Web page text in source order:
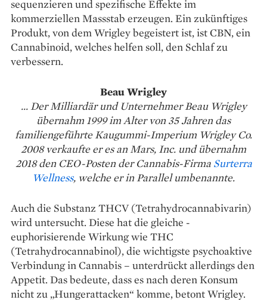
sequenzieren und spezifische Effekte im
kommerziellen Massstab erzeugen. Ein zukünftiges
Produkt, von dem Wrigley begeistert ist, ist CBN, ein
Cannabinoid, welches helfen soll, den Schlaf zu
verbessern.
Beau Wrigley
... Der Milliardär und Unternehmer Beau Wrigley
übernahm 1999 im Alter von 35 Jahren das
familiengeführte Kaugummi-Imperium Wrigley Co.
2008 verkaufte er es an Mars, Inc. und übernahm
2018 den CEO-Posten der Cannabis-Firma Surterra
Wellness, welche er in Parallel umbenannte.
Auch die Substanz THCV (Tetrahydrocanna­bivarin)
wird untersucht. Diese hat die gleiche ­
euphorisierende Wirkung wie THC
(Tetrahydrocannabinol), die wichtigste psychoaktive
Verbindung in Cannabis – unterdrückt allerdings den
­Appetit. Das bedeute, dass es nach deren Konsum
nicht zu „Hungerattacken“ komme, betont Wrigley.